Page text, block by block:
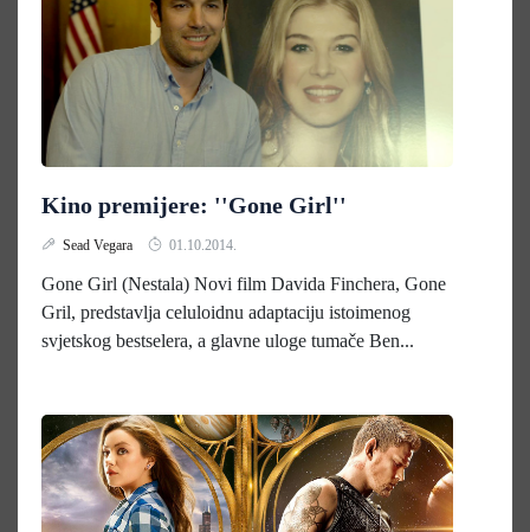
Kino premijere: ''Gone Girl''
Sead Vegara 01.10.2014.
Gone Girl (Nestala) Novi film Davida Finchera, Gone
Gril, predstavlja celuloidnu adaptaciju istoimenog
svjetskog bestselera, a glavne uloge tumače Ben...